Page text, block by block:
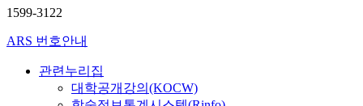
1599-3122
ARS 번호안내
관련누리집
대학공개강의(KOCW)